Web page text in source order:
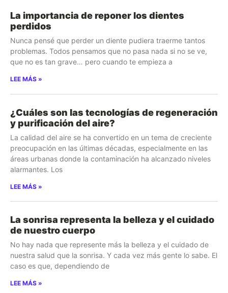
La importancia de reponer los dientes
perdidos
Nunca pensé que perder un diente pudiera traerme tantos
problemas. Todos pensamos que no pasa nada si no se ve,
que no es tan grave… pero cuando te empieza a
LEE MÁS »
¿Cuáles son las tecnologías de regeneración
y purificación del aire?
La calidad del aire se ha convertido en un tema de creciente
preocupación en las últimas décadas, especialmente en las
áreas urbanas donde la contaminación ha alcanzado niveles
alarmantes. Los
LEE MÁS »
La sonrisa representa la belleza y el cuidado
de nuestro cuerpo
No hay nada que represente más la belleza y el cuidado de
nuestra salud que la sonrisa. Y cada vez más gente lo sabe. El
caso es que, dependiendo de
LEE MÁS »